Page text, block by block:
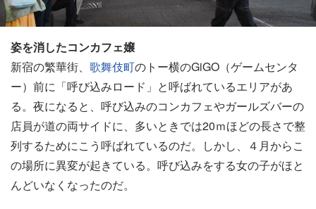
姿を消したコンカフェ嬢
新宿の繁華街、 歌舞伎町のトー横のGiGO（ゲームセンタ
ー）前に「呼び込みロード」と呼ばれているエリアがあ
る。夜になると、呼び込みのコンカフェやガールズバーの
店員が道の両サイドに、多いときでは20ｍほどの長さで整
列するためにこう呼ばれているのだ。しかし、４月からこ
の場所に異変が起きている。呼び込みをする女の子がほと
んどいなくなったのだ。